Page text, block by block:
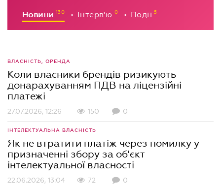
Новини • Інтерв'ю • Події
ВЛАСНІСТЬ, ОРЕНДА
Коли власники брендів ризикують
донарахуванням ПДВ на ліцензійні
платежі
27.07.2026, 12:26 150 0
ІНТЕЛЕКТУАЛЬНА ВЛАСНІСТЬ
Як не втратити платіж через помилку у
призначенні збору за об'єкт
інтелектуальної власності
22.06.2026, 13:04 72 0